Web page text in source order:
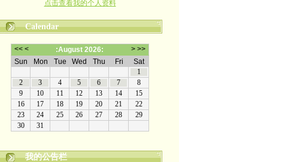
点击查看我的个人资料
Calendar
我的公告栏